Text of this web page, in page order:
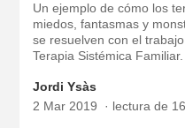
Un ejemplo de cómo los
miedos, fantasmas y
se resuelven con el
Terapia Sistémica Familiar.
Jordi Ysàs
2 Mar 2019
lectura de